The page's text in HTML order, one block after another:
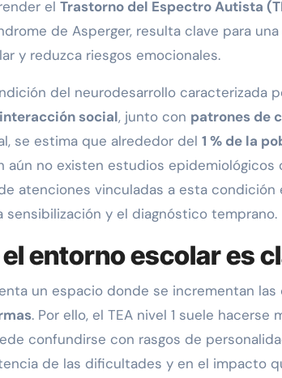
el Trastorno del Espectro Autista
de Asperger, resulta clave para una
y reduzca riesgos emocionales.
del neurodesarrollo caracterizada
social, junto con patrones de
se estima que alrededor del 1 % de la
aún no existen estudios epidemiológicos
atenciones vinculadas a esta condición
sensibilización y el diagnóstico temprano.
entorno escolar es
un espacio donde se incrementan las
. Por ello, el TEA nivel 1 suele
confundirse con rasgos de
de las dificultades y en el impacto